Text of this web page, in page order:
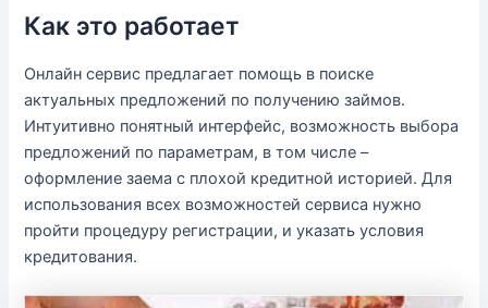
Как это работает
Онлайн сервис предлагает помощь в поиске
актуальных предложений по получению займов.
Интуитивно понятный интерфейс, возможность выбора
предложений по параметрам, в том числе –
оформление заема с плохой кредитной историей. Для
использования всех возможностей сервиса нужно
пройти процедуру регистрации, и указать условия
кредитования.